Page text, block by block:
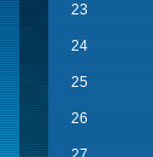
23
24
25
26